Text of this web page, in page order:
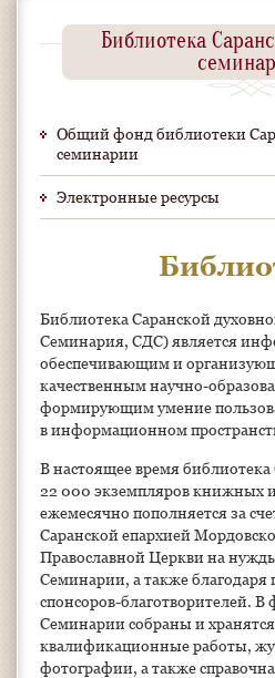
Библиотека
Общий фонд библиотеки
семинарии
Электронные ресурсы
Библиотека Саранской
Семинария, СДС) является
обеспечивающим и
качественным научно-
формирующим умение
в информационном
В настоящее время
22 000 экземпляров книжных
ежемесячно пополняется за
Саранской епархией
Православной Церкви на
Семинарии, а также
спонсоров-благотворителей.
Семинарии собраны и
квалификационные работы,
фотографии, а также